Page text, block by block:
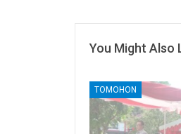
You Might Also
TOMOHON